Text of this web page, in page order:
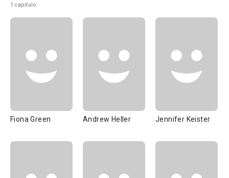
1 capítulo
Fiona Green Andrew Heller Jennifer Keister